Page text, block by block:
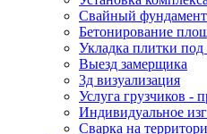
Свайный
Бетонирование
Укладка плитки под
Выезд замерщика
3д визуализация
Услуга грузчиков -
Индивидуальное
Сварка на